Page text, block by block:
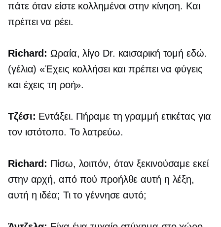
πάτε όταν είστε κολλημένοι στην κίνηση. Και
πρέπει να ρέει.
Richard: Ωραία, λίγο Dr. καισαρική τομή εδώ.
(γέλια) «Έχεις κολλήσει και πρέπει να φύγεις
και έχεις τη ροή».
Τζέσι: Εντάξει. Πήραμε τη γραμμή ετικέτας για
τον ιστότοπο. Το λατρεύω.
Richard: Πίσω, λοιπόν, όταν ξεκινούσαμε εκεί
στην αρχή, από πού προήλθε αυτή η λέξη,
αυτή η ιδέα; Τι το γέννησε αυτό;